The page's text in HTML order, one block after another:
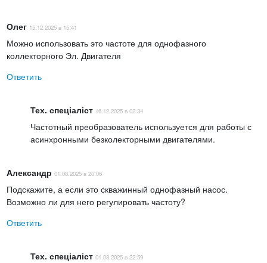
Олег 15.12.2025 в 15:41
Можно использовать это частоте для однофазного
коллекторного Эл. Двигателя
Ответить
Тех. спеціаліст 16.12.2025 в 02:34
Частотный преобразователь используется для работы с
асинхронными безколекторными двигателями.
Александр 01.08.2025 в 20:06
Подскажите, а если это скважинный однофазный насос.
Возможно ли для него регулировать частоту?
Ответить
Тех. спеціаліст 01.08.2025 в 22:59